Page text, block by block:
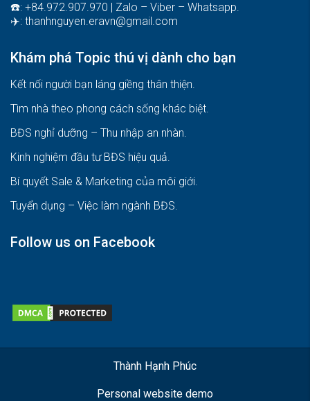
☎️: +84.972.907.970 | Zalo – Viber – Whatsapp.
✈️: thanhnguyen.eravn@gmail.com
Khám phá Topic thú vị dành cho bạn
Kết nối người bạn láng giềng thân thiện.
Tìm nhà theo phong cách sống khác biệt.
BĐS nghỉ dưỡng – Thu nhập an nhàn.
Kinh nghiệm đầu tư BĐS hiệu quả.
Bí quyết Sale & Marketing của môi giới.
Tuyển dụng – Việc làm ngành BĐS.
Follow us on Facebook
Thành Hạnh Phúc
Personal website demo